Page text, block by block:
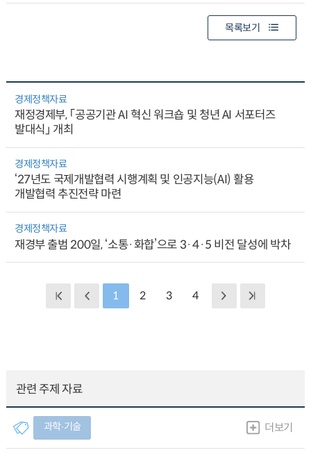
목록보기
경제정책자료
재정경제부, 「공공기관 AI 혁신 워크숍 및 청년 AI 서포터즈
발대식」 개최
경제정책자료
‘27년도 국제개발협력 시행계획 및 인공지능(AI) 활용
개발협력 추진전략 마련
경제정책자료
재경부 출범 200일, ‘소통·화합’으로 3·4·5 비전 달성에 박차
1 2 3 4
관련 주제 자료
과학∙기술 더보기